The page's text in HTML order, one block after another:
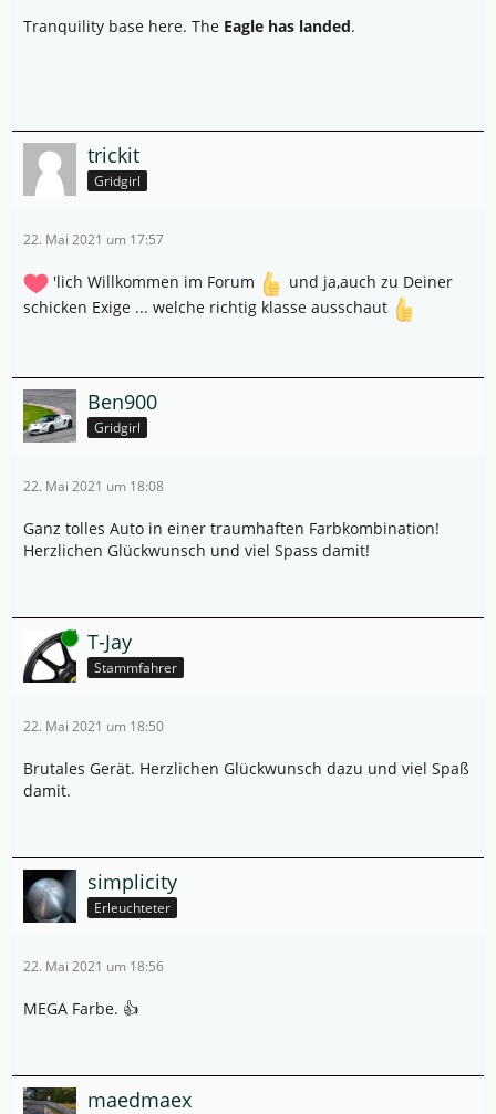
Tranquility base here. The Eagle has landed.
trickit
Gridgirl
22. Mai 2021 um 17:57
'lich Willkommen im Forum
und ja,auch zu Deiner
schicken Exige ... welche richtig klasse ausschaut
Ben900
Gridgirl
22. Mai 2021 um 18:08
Ganz tolles Auto in einer traumhaften Farbkombination!
Herzlichen Glückwunsch und viel Spass damit!
Online T-Jay
Stammfahrer
22. Mai 2021 um 18:50
Brutales Gerät. Herzlichen Glückwunsch dazu und viel Spaß
damit.
simplicity
Erleuchteter
22. Mai 2021 um 18:56
MEGA Farbe. 👍
maedmaex